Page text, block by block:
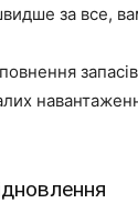
за все,